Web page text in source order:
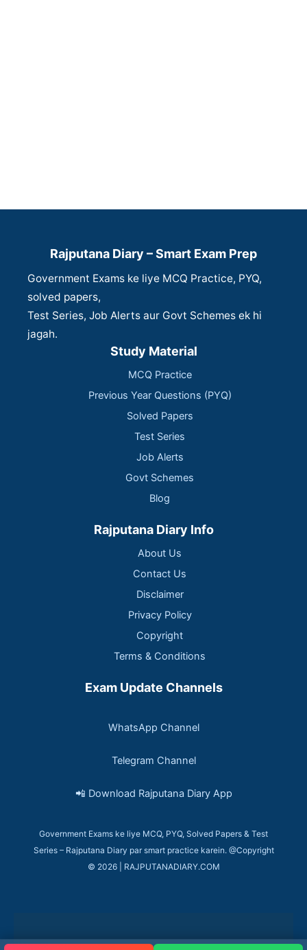
Rajputana Diary – Smart Exam Prep
Government Exams ke liye MCQ Practice, PYQ,
solved papers,
Test Series, Job Alerts aur Govt Schemes ek hi
jagah.
Study Material
MCQ Practice
Previous Year Questions (PYQ)
Solved Papers
Test Series
Job Alerts
Govt Schemes
Blog
Rajputana Diary Info
About Us
Contact Us
Disclaimer
Privacy Policy
Copyright
Terms & Conditions
Exam Update Channels
WhatsApp Channel
Telegram Channel
📲 Download Rajputana Diary App
Government Exams ke liye MCQ, PYQ, Solved Papers & Test
Series – Rajputana Diary par smart practice karein. @Copyright
© 2026 | RAJPUTANADIARY.COM